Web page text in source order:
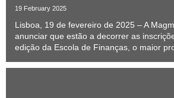
19 February 2025
Lisboa, 19 de fevereiro de 2025 – A
anunciar que estão a decorrer as
edição da Escola de Finanças, o maior
Cofidis e Fidelidade. Este curso...